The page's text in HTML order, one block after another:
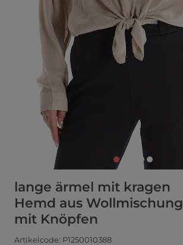
lange ärmel mit kragen
Hemd aus Wollmischung
mit Knöpfen
Artikelcode: P1250010388